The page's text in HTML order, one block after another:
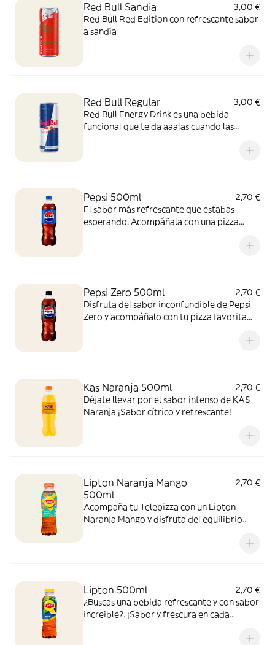
Red Bull Sandia
3,00 €
Red Bull Red Edition con refrescante sabor
a sandía
Red Bull Regular
3,00 €
Red Bull Energy Drink es una bebida
funcional que te da aaalas cuando las
Pepsi 500ml
2,70 €
El sabor más refrescante que estabas
esperando. Acompáñala con una pizza
Pepsi Zero 500ml
2,70 €
Disfruta del sabor inconfundible de Pepsi
Zero y acompáñalo con tu pizza favorita
Kas Naranja 500ml
2,70 €
Déjate llevar por el sabor intenso de KAS
Naranja ¡Sabor cítrico y refrescante!
Lipton Naranja Mango
500ml
2,70 €
Acompaña tu Telepizza con un Lipton
Naranja Mango y disfruta del equilibrio
Lipton 500ml
2,70 €
¿Buscas una bebida refrescante y con sabor
increíble?. ¡Sabor y frescura en cada